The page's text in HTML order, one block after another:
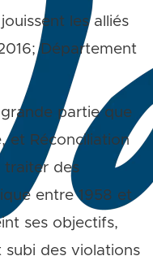
les alliés
Département
partie que
et Réconciliation
traiter des
entre 1958 et
ses objectifs,
subi des violations